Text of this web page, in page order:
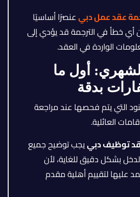
عقد عمل دبيعنصرًا أساسيًا
أي خطأ في الترجمة قد يؤدي إلى
الواردة في العقد.
أول ما
بدقة
التي يتم فحصها عند مراجعة
العائلية.
توظيف دبييجب توضيح جميع
بشكل دقيق للغاية، لأن
عليها لتقييم أهلية مقدم